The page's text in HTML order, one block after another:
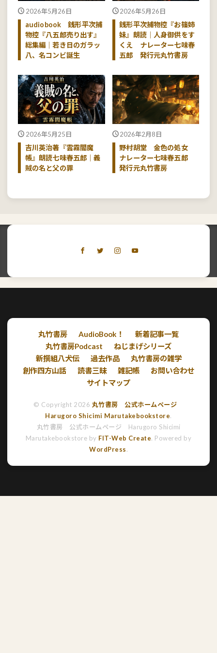
2026年5月26日
audiobook 銭形平次捕
物控『八五郎売り出す』
総集編｜若き日のガラッ
八、名コンビ誕生
2026年5月26日
銭形平次捕物控『お篠姉
妹』朗読｜人身御供をす
くえ ナレーター七味春
五郎 発行元丸竹書房
2026年5月25日
吉川英治著『雲霧閻魔
帳』朗読七味春五郎｜義
賊の名と父の罪
2026年2月8日
野村胡堂 金色の処女
ナレーター七味春五郎
発行元丸竹書房
丸竹書房 AudioBook！
新着記事一覧
丸竹書房Podcast
ねじまげシリーズ
新撰組八犬伝
過去作品
丸竹書房の雑学
創作四方山話
読書三昧 雑記帳
お問い合わせ
サイトマップ
© Copyright 2026 丸竹書房 公式ホームページ
Harugoro Shicimi Marutakebookstore.
丸竹書房 公式ホームページ Harugoro Shicimi
Marutakebookstore by FIT-Web Create. Powered by
WordPress.